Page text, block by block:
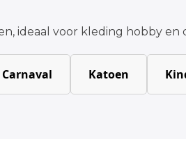
ideaal voor kleding hobby en
Carnaval Katoen